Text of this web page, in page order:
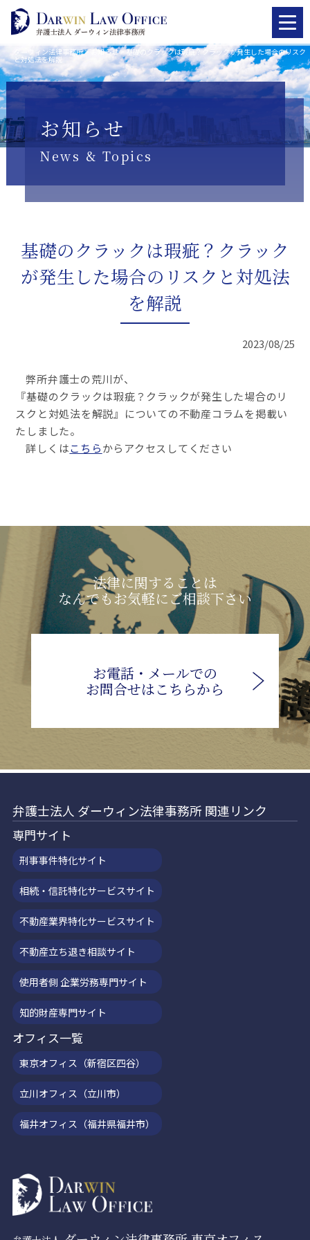
ダーウィン法律事務所>お知らせ>基礎のクラックは瑕疵？クラックが発生した場合のリスク
と対処法を解説
お知らせ
News & Topics
基礎のクラックは瑕疵？クラック
が発生した場合のリスクと対処法
を解説
2023/08/25
弊所弁護士の荒川が、
『基礎のクラックは瑕疵？クラックが発生した場合のリ
スクと対処法を解説』についての不動産コラムを掲載い
たしました。
詳しくはこちらからアクセスしてください
法律に関することは
なんでもお気軽にご相談下さい
お電話・メールでの
お問合せはこちらから
弁護士法人 ダーウィン法律事務所 関連リンク
専門サイト
刑事事件特化サイト
相続・信託特化サービスサイト
不動産業界特化サービスサイト
不動産立ち退き相談サイト
使用者側 企業労務専門サイト
知的財産専門サイト
オフィス一覧
東京オフィス（新宿区四谷）
立川オフィス（立川市）
福井オフィス（福井県福井市）